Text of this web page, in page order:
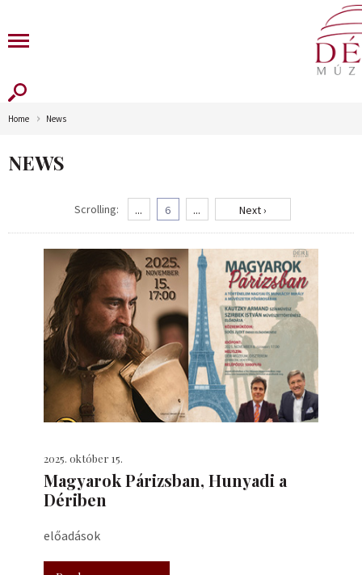
Home News
NEWS
Scrolling: ... 6 ... Next ›
2025. október 15.
​Magyarok Párizsban, Hunyadi a
Dériben
előadások